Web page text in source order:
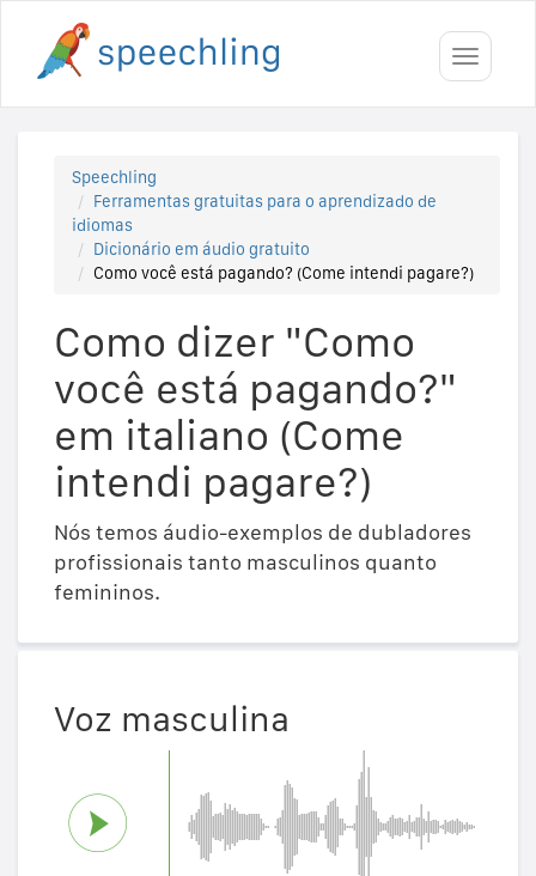
Toggle
Speechling
Ferramentas gratuitas para o aprendizado de
idiomas
Dicionário em áudio gratuito
Como você está pagando? (Come intendi pagare?)
Como dizer "Como
você está pagando?"
em italiano (Come
intendi pagare?)
Nós temos áudio-exemplos de dubladores
profissionais tanto masculinos quanto
femininos.
Voz masculina